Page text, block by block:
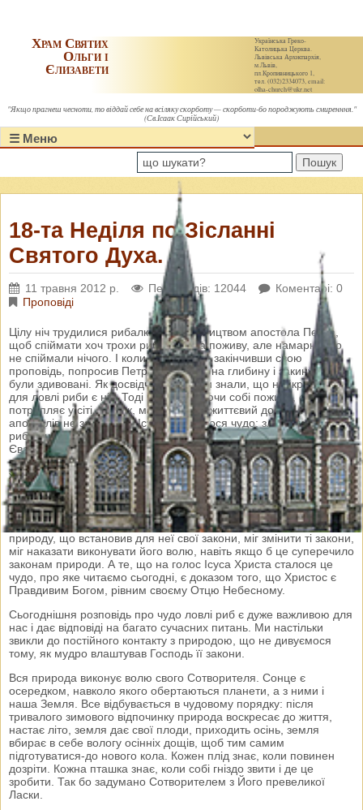
Українська Греко-
Католицька Церква.
Львівська Архиєпархія,
м.Львів,
пл.Кропивницького 1,
тел. (032)2334073, email:
olha-church@ukr.net
Храм Святих
Ольги і
Єлизавети
"Якщо прагнеш чесноти, то віддай себе на всіляку скорботу — скорботи-бо породжують смиренння."
(Св.Ісаак Сирійський)
Пошук
18-та Неділя по Зісланні
Святого Духа.
11 травня 2012 р. Переглядів: 12044
Коментарі: 0
Проповіді
Цілу ніч трудилися рибалки під керівництвом апостола Петра,
щоб спіймати хоч трохи риби собі на поживу, але намарно, бо
не спіймали нічого. І коли зранку Ісус, закінчивши свою
проповідь, попросив Петра відплисти на глибину і закинути сіті,
були здивовані. Як досвідчені рибалки знали, що найкращий час
для ловлі риби є ніч. Тоді риба, шукаючи собі поживи, сама
потрапляє у сіті.Однак, маючи такий життєвий досвід, ніхто з
апостолів не заперечив Ісусові. І сталося чудо: зловили стільки
риби, що не в змозі були дотягти до берега. Пише св.
Євангелист Лука, що великий жах огорнув апостолів, а Петро
впав на коліна і висловив свою негідність перед Ісусом. Такий
же страх відчуває кожна людина, яка відчує Божу велич і власну
мізерність.
Христос зробив чудо, щоб показати себе господарем Всесвіту.
Бо тільки Господь Бог, що сотворив землю і всю живу і мертву
природу, що встановив для неї свої закони, міг змінити ті закони,
міг наказати виконувати його волю, навіть якщо б це суперечило
законам природи. А те, що на голос Ісуса Христа сталося це
чудо, про яке читаємо сьогодні, є доказом того, що Христос є
Правдивим Богом, рівним своєму Отцю Небесному.
Сьогоднішня розповідь про чудо ловлі риб є дуже важливою для
нас і дає відповіді на багато сучасних питань. Ми настільки
звикли до постійного контакту з природою, що не дивуємося
тому, як мудро влаштував Господь її закони.
Вся природа виконує волю свого Сотворителя. Сонце є
осередком, навколо якого обертаються планети, а з ними і
наша Земля. Все відбувається в чудовому порядку: після
тривалого зимового відпочинку природа воскресає до життя,
настає літо, земля дає свої плоди, приходить осінь, земля
вбирає в себе вологу осінніх дощів, щоб тим самим
підготуватися-до нового кола. Кожен плід знає, коли повинен
дозріти. Кожна пташка знає, коли собі гніздо звити і де це
зробити. Так бо задумано Сотворителем з Його превеликої
Ласки.